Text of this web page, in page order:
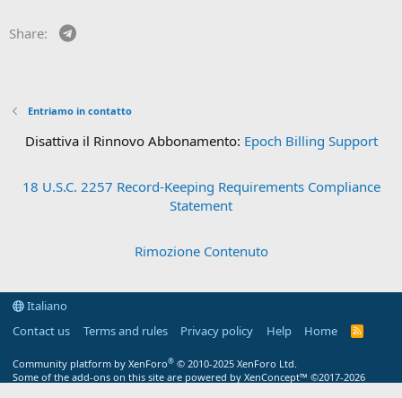
Share:
Entriamo in contatto
Disattiva il Rinnovo Abbonamento: Epoch Billing Support
18 U.S.C. 2257 Record-Keeping Requirements Compliance
Statement
Rimozione Contenuto
Italiano
Contact us
Terms and rules Privacy policy Help Home
R
Community platform by XenForo® © 2010-2025 XenForo Ltd.
Some of the add-ons on this site are powered by XenConcept™ ©2017-2026